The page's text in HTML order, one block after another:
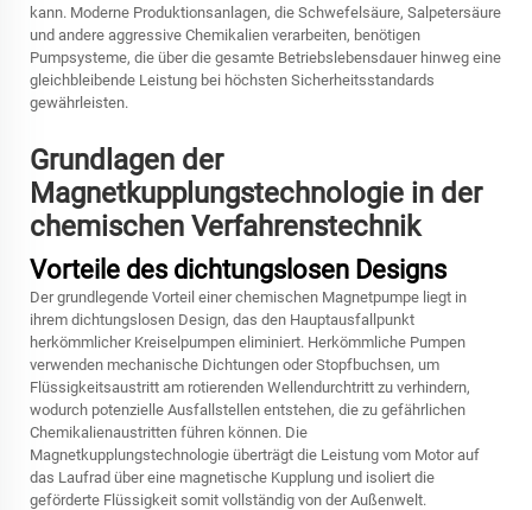
kann. Moderne Produktionsanlagen, die Schwefelsäure, Salpetersäure
und andere aggressive Chemikalien verarbeiten, benötigen
Pumpsysteme, die über die gesamte Betriebslebensdauer hinweg eine
gleichbleibende Leistung bei höchsten Sicherheitsstandards
gewährleisten.
Grundlagen der
Magnetkupplungstechnologie in der
chemischen Verfahrenstechnik
Vorteile des dichtungslosen Designs
Der grundlegende Vorteil einer chemischen Magnetpumpe liegt in
ihrem dichtungslosen Design, das den Hauptausfallpunkt
herkömmlicher Kreiselpumpen eliminiert. Herkömmliche Pumpen
verwenden mechanische Dichtungen oder Stopfbuchsen, um
Flüssigkeitsaustritt am rotierenden Wellendurchtritt zu verhindern,
wodurch potenzielle Ausfallstellen entstehen, die zu gefährlichen
Chemikalienaustritten führen können. Die
Magnetkupplungstechnologie überträgt die Leistung vom Motor auf
das Laufrad über eine magnetische Kupplung und isoliert die
geförderte Flüssigkeit somit vollständig von der Außenwelt.